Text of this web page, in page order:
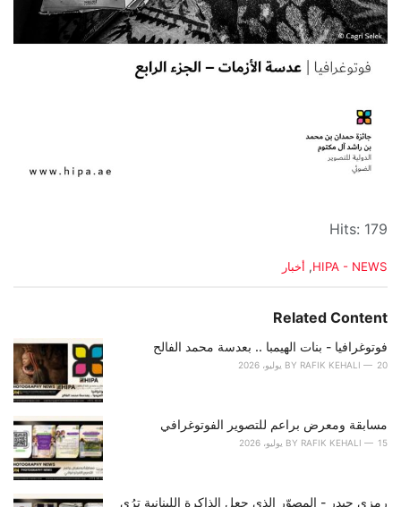
Hits: 179
C
e
o
r
:
HIPA - NEWS
, أخبار
Related Content
فوتوغرافيا - بنات الهيمبا .. بعدسة محمد الفالح
BY RAFIK KEHALI 20 يوليو، 2026
مسابقة ومعرض براعم للتصوير الفوتوغرافي
BY RAFIK KEHALI 15 يوليو، 2026
رمزي حيدر - المصوّر الذي جعل الذاكرة اللبنانية ترُى